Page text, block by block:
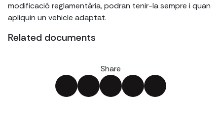
modificació reglamentària, podran tenir-la sempre i quan
apliquin un vehicle adaptat.
Related documents
Share